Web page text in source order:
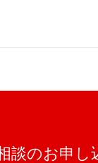
談のお申し